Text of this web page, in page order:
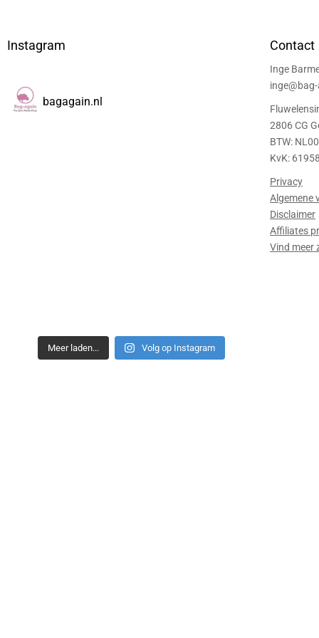
Instagram
bagagain.nl
Meer laden... Volg op Instagram
Contact
Inge
2806 CG
BTW:
KvK:
Privacy
Algemene
Disclaimer
Affiliates
Vind meer